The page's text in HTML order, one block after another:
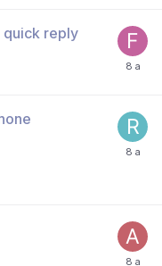
quick reply